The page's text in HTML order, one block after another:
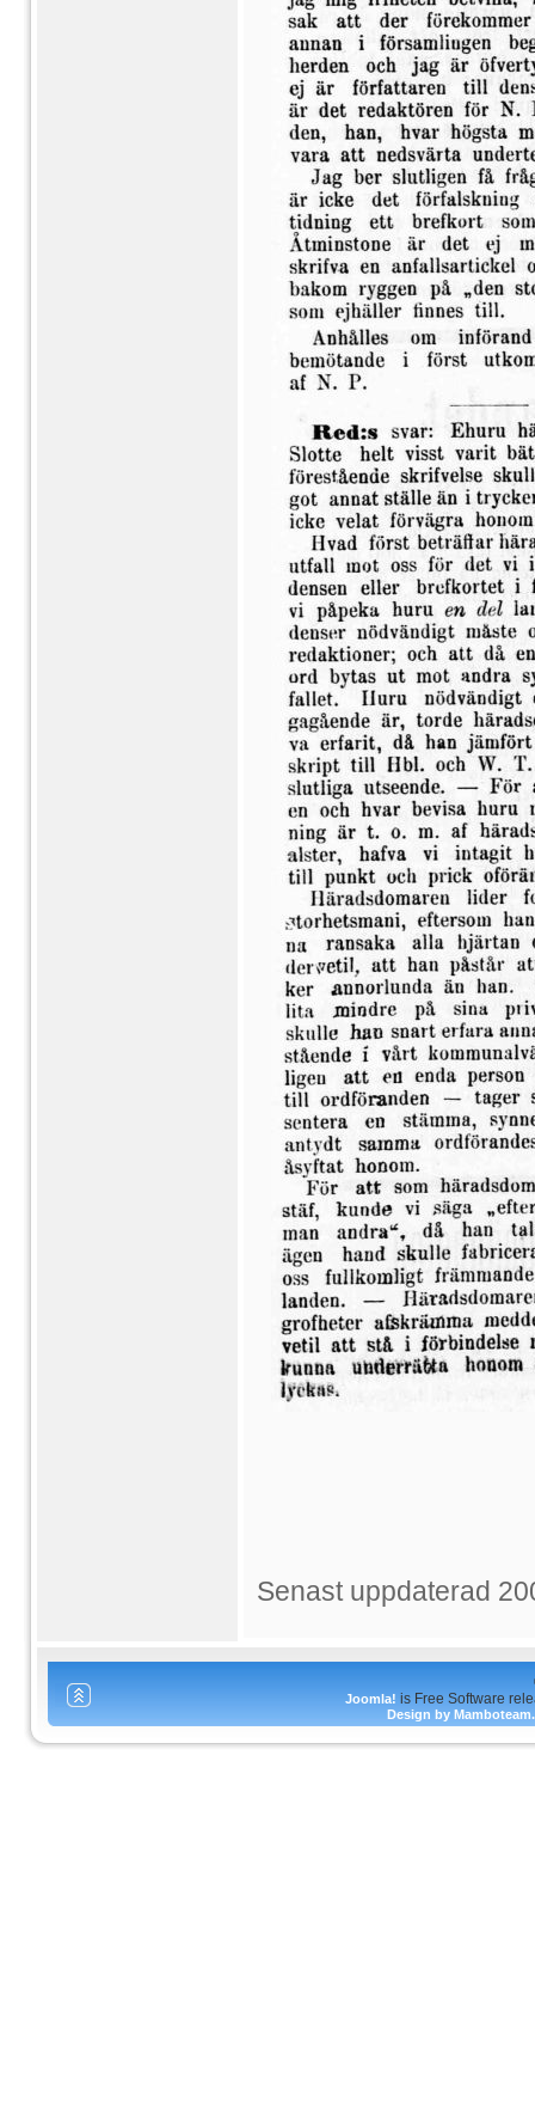
Senast uppdaterad
Joomla! is Free Software
Design by